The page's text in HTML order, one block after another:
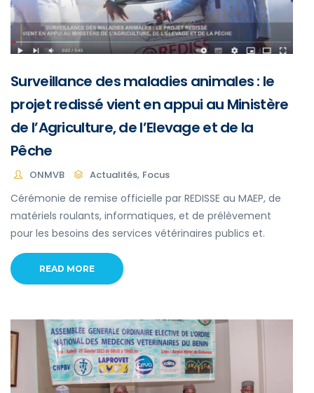
Surveillance des maladies animales : le
projet redissé vient en appui au Ministère
de l’Agriculture, de l’Elevage et de la
Pêche
ONMVB Actualités, Focus
Cérémonie de remise officielle par REDISSE au MAEP, de
matériels roulants, informatiques, et de prélèvement
pour les besoins des services vétérinaires publics et.
READ MORE